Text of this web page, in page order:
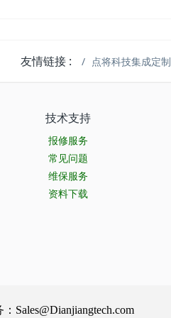
友情链接 : 点将科技集成定制
技术支持
报修服务
常见问题
维保服务
资料下载